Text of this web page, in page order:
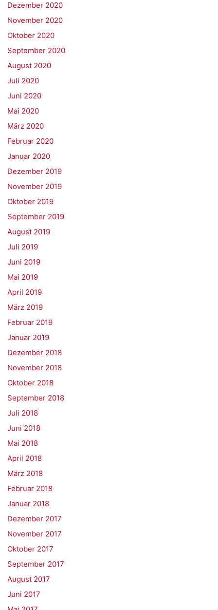
Dezember 2020
November 2020
Oktober 2020
September 2020
August 2020
Juli 2020
Juni 2020
Mai 2020
März 2020
Februar 2020
Januar 2020
Dezember 2019
November 2019
Oktober 2019
September 2019
August 2019
Juli 2019
Juni 2019
Mai 2019
April 2019
März 2019
Februar 2019
Januar 2019
Dezember 2018
November 2018
Oktober 2018
September 2018
Juli 2018
Juni 2018
Mai 2018
April 2018
März 2018
Februar 2018
Januar 2018
Dezember 2017
November 2017
Oktober 2017
September 2017
August 2017
Juni 2017